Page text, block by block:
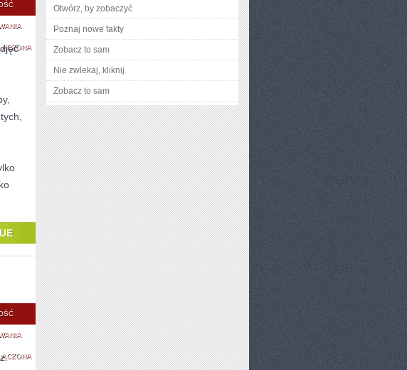
FOTOGRAFIA
HISTORIA
KOLEI
Otwórz, by zobaczyć
Poznaj nowe fakty
Zobacz to sam
Nie zwlekaj, kliknij
Zobacz to sam